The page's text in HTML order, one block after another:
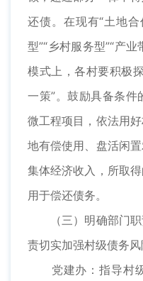
还债。在现有“土地合
型”“乡村服务型”“产
模式上，各村要积极
一策”。鼓励具备条
微工程项目，依法用
地有偿使用、盘活闲
集体经济收入，所取
用于偿还债务。
（三）明确部门职
责切实加强村级债务风
党建办：指导村级